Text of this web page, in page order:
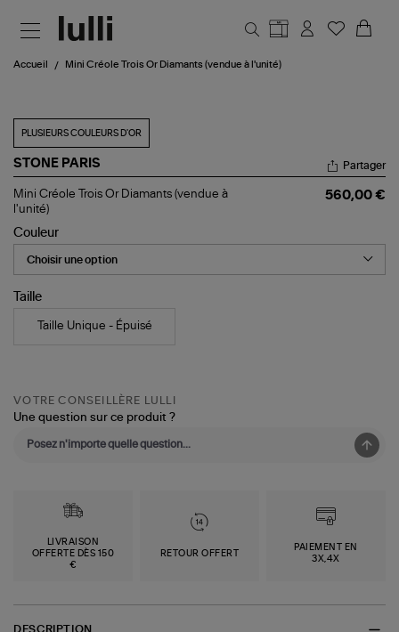
Accueil Mini Créole Trois Or Diamants (vendue à l'unité)
PLUSIEURS COULEURS D'OR
STONE PARIS
Mini
Créole
Or
Diamants
(vendue
à
l'unité)
Partager
Mini Créole Trois Or Diamants (vendue à
l'unité)
560,00 €
Couleur
Taille
Taille Unique - Épuisé
VOTRE CONSEILLÈRE LULLI
Une question sur ce produit ?
LIVRAISON
OFFERTE DÈS 150
€
RETOUR OFFERT
PAIEMENT EN
3X,4X
DESCRIPTION